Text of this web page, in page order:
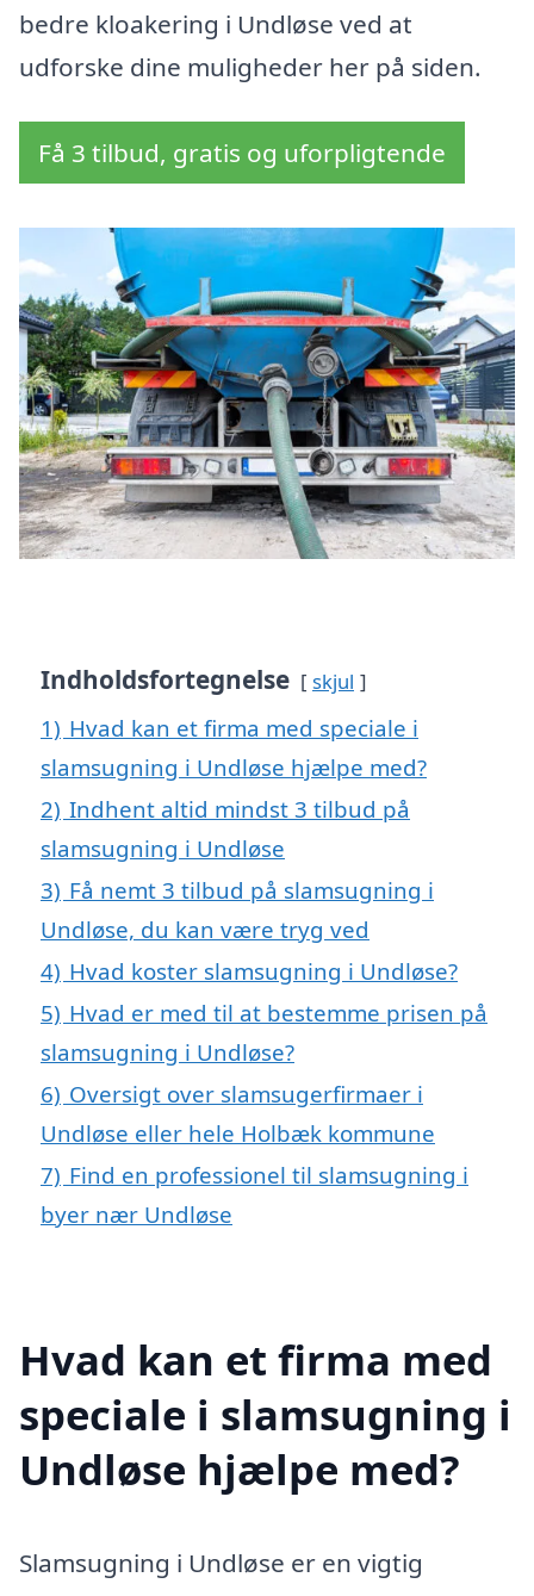
bedre kloakering i Undløse ved at
udforske dine muligheder her på siden.
Få 3 tilbud, gratis og uforpligtende
Indholdsfortegnelse skjul
1) Hvad kan et firma med speciale i
slamsugning i Undløse hjælpe med?
2) Indhent altid mindst 3 tilbud på
slamsugning i Undløse
3) Få nemt 3 tilbud på slamsugning i
Undløse, du kan være tryg ved
4) Hvad koster slamsugning i Undløse?
5) Hvad er med til at bestemme prisen på
slamsugning i Undløse?
6) Oversigt over slamsugerfirmaer i
Undløse eller hele Holbæk kommune
7) Find en professionel til slamsugning i
byer nær Undløse
Hvad kan et firma med
speciale i slamsugning i
Undløse hjælpe med?
Slamsugning i Undløse er en vigtig